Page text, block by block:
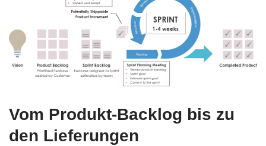
Vom Produkt-Backlog bis zu
den Lieferungen